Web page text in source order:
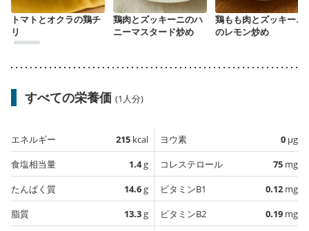
トマトとオクラの鶏チ
リ
鶏肉とズッキーニのハ
ニーマスタード炒め
鶏もも肉とズッキーニ
のレモン炒め
すべての栄養価 (1人分)
エネルギー 215 kcal
食塩相当量
1.4g
たんぱく質
14.6g
脂質
13.3g
ヨウ素 0 µg
コレステロール
75 mg
ビタミンB1
0.12 mg
ビタミンB2
0.19 mg